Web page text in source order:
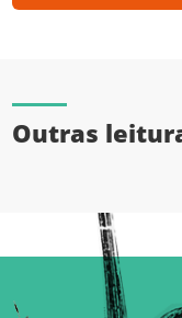
Outras